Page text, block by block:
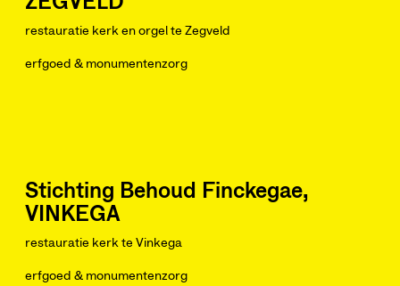
restauratie kerk en orgel te Zegveld
erfgoed & monumentenzorg
Stichting Behoud Finckegae,
VINKEGA
restauratie kerk te Vinkega
erfgoed & monumentenzorg